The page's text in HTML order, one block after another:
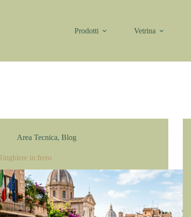
Prodotti Vetrina
Area Tecnica,Blog
in ferro